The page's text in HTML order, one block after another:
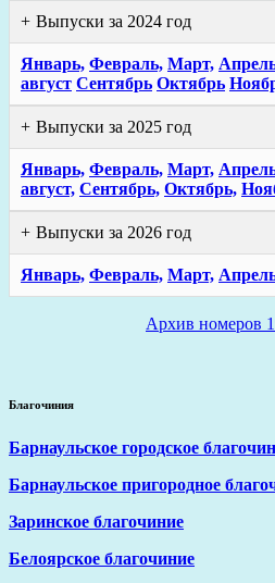
Выпуски за 2024 год
Январь, Февраль, Март,
август Сентябрь Октябрь
Выпуски за 2025 год
Январь, Февраль, Март,
август, Сентябрь, Октябрь,
Выпуски за 2026 год
Январь, Февраль, Март,
Архив номеров
Благочиния
Барнаульское городское
Барнаульское пригородное
Заринское благочиние
Белоярское благочиние